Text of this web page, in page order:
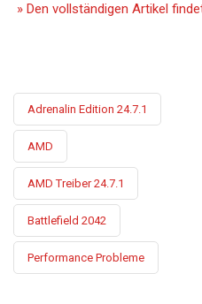
» Den vollständigen Artikel
Adrenalin Edition 24.7.1
AMD
AMD Treiber 24.7.1
Battlefield 2042
Performance Probleme